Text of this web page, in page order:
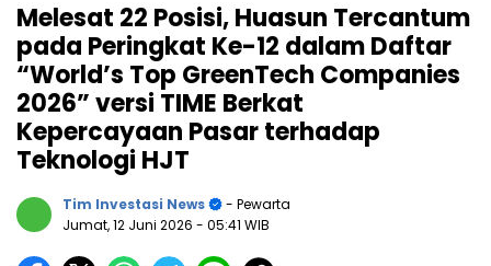
Melesat 22 Posisi, Huasun Tercantum
pada Peringkat Ke-12 dalam Daftar
“World’s Top GreenTech Companies
2026” versi TIME Berkat
Kepercayaan Pasar terhadap
Teknologi HJT
Tim Investasi News
- Pewarta
Jumat, 12 Juni 2026 - 05:41 WIB